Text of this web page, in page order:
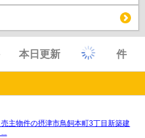
本日更新 件
売主物件の摂津市鳥飼本町3丁目新築建